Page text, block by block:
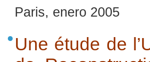
Paris, enero 2005
Une étude de